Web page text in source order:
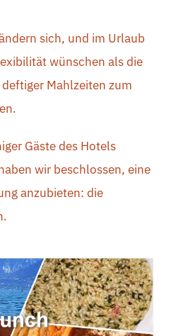
sich, und im Urlaub
wünschen als die
Mahlzeiten zum
Gäste des Hotels
wir beschlossen, eine
anzubieten: die